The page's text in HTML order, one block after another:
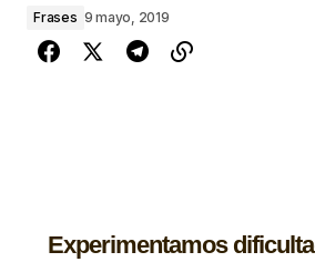
Frases 9 mayo, 2019